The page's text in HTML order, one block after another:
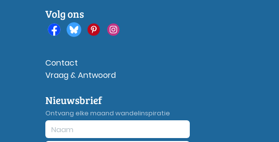
Volg ons
Contact
Vraag & Antwoord
Nieuwsbrief
Ontvang elke maand wandelinspiratie